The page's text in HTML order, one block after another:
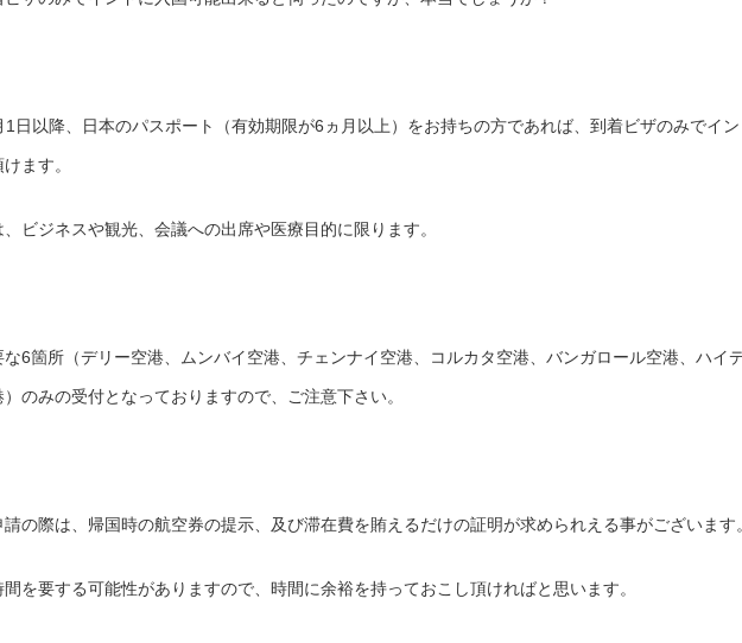
日以降、日本のパスポート（有効期限が6ヵ月以上）をお持ちの方であれば、到着ビザのみでイ
ます。
ビジネスや観光、会議への出席や医療目的に限ります。
な6箇所（デリー空港、ムンバイ空港、チェンナイ空港、コルカタ空港、バンガロール空港、ハイ
のみの受付となっておりますので、ご注意下さい。
請の際は、帰国時の航空券の提示、及び滞在費を賄えるだけの証明が求められえる事がございます
を要する可能性がありますので、時間に余裕を持っておこし頂ければと思います。